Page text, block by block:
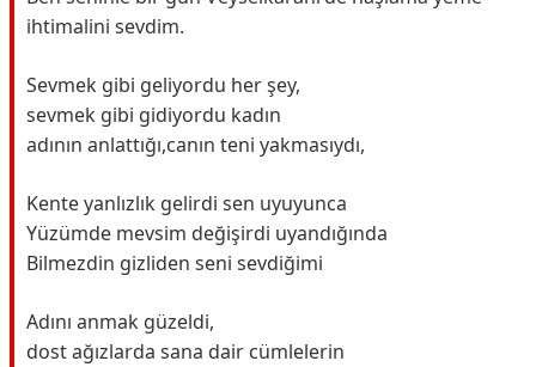
ihtimalini sevdim.
Sevmek gibi geliyordu her şey,
sevmek gibi gidiyordu kadın
adının anlattığı,canın teni yakmasıydı,
Kente yanlızlık gelirdi sen uyuyunca
Yüzümde mevsim değişirdi uyandığında
Bilmezdin gizliden seni sevdiğimi
Adını anmak güzeldi,
dost ağızlarda sana dair cümlelerin